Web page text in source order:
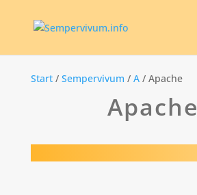
Start/ Sempervivum / A/ Apache
Apache